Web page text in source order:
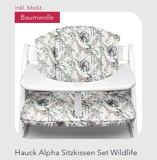
inkl. MwSt.
Baumwolle
Hauck Alpha Sitzkissen Set Wildlife